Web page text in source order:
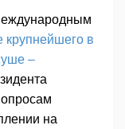
крупнейшего в
–
на